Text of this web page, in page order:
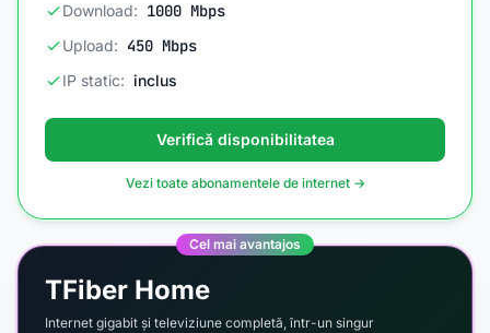
Download: 1000 Mbps
Upload: 450 Mbps
IP static: inclus
Verifică disponibilitatea
Vezi toate abonamentele de internet →
Cel mai avantajos
TFiber Home
Internet gigabit și televiziune completă, într-un singur